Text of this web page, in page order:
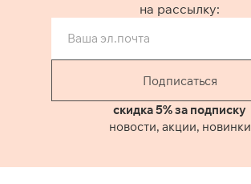
на рассылку:
Подписаться
скидка 5% за подписку
новости, акции, новинки